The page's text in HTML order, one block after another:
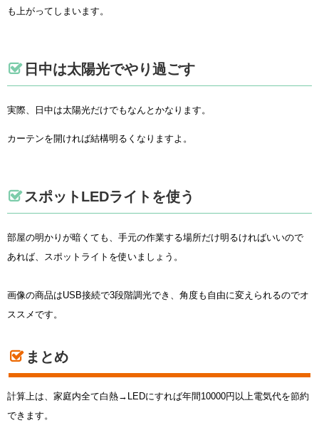
も上がってしまいます。
日中は太陽光でやり過ごす
実際、日中は太陽光だけでもなんとかなります。
カーテンを開ければ結構明るくなりますよ。
スポットLEDライトを使う
部屋の明かりが暗くても、手元の作業する場所だけ明るければいいので
あれば、スポットライトを使いましょう。
画像の商品はUSB接続で3段階調光でき、角度も自由に変えられるのでオ
ススメです。
まとめ
計算上は、家庭内全て白熱→LEDにすれば年間10000円以上電気代を節約
できます。